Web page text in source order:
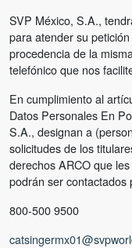
SVP México, S.A.,
para atender su
procedencia de la
telefónico que nos
En cumplimiento al
Datos Personales En
S.A., designan a
solicitudes de los
derechos ARCO que
podrán ser contactados
800-500 9500